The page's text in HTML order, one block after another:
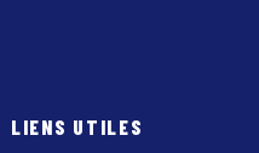
LIENS UTILES